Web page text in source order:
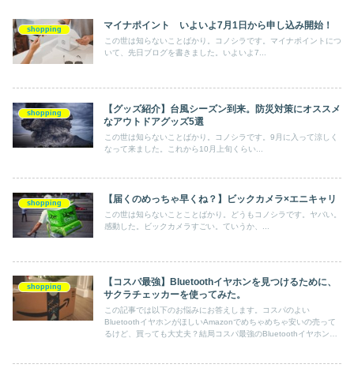
shopping マイナポイント いよいよ7月1日から申し込み開始！
この世は知らないことばかり。コノシラです。マイナポイントにつ
いて、先日ブログを書きました。いよいよ7...
shopping
【グッズ紹介】台風シーズン到来。防災対策にオススメ
なアウトドアグッズ5選
この世は知らないことばかり。コノシラです。9月に入って涼しく
なって来ました。これから10月上旬くらい...
shopping 【届くのめっちゃ早くね？】ビックカメラ×エニキャリ
この世は知らないことことばかり。どうもコノシラです。ヤバい。
感動した。ビックカメラすごい。ていうか、...
shopping
【コスパ最強】Bluetoothイヤホンを見つけるために、
サクラチェッカーを使ってみた。
この記事では以下のお悩みにお答えします。コスパのよい
BluetoothイヤホンがほしいAmazonでめちゃめちゃ安いの売って
るけど、買っても大丈夫？結局コスパ最強のBluetoothイヤホンは